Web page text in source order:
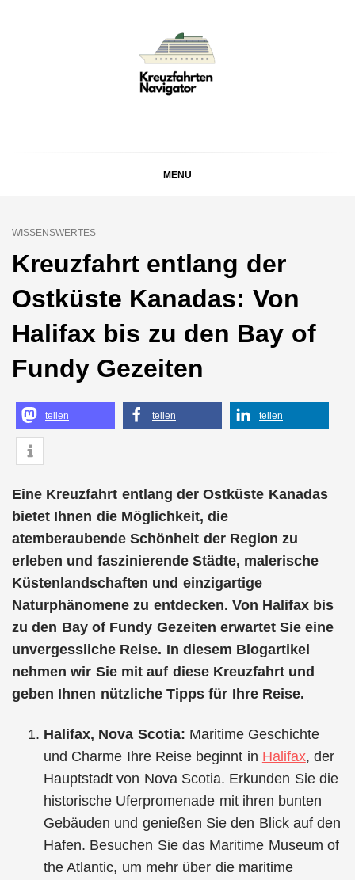
MENU
WISSENSWERTES
Kreuzfahrt entlang der
Ostküste Kanadas: Von
Halifax bis zu den Bay of
Fundy Gezeiten
teilen teilen teilen
Eine Kreuzfahrt entlang der Ostküste Kanadas
bietet Ihnen die Möglichkeit, die
atemberaubende Schönheit der Region zu
erleben und faszinierende Städte, malerische
Küstenlandschaften und einzigartige
Naturphänomene zu entdecken. Von Halifax bis
zu den Bay of Fundy Gezeiten erwartet Sie eine
unvergessliche Reise. In diesem Blogartikel
nehmen wir Sie mit auf diese Kreuzfahrt und
geben Ihnen nützliche Tipps für Ihre Reise.
Halifax, Nova Scotia: Maritime Geschichte
und Charme Ihre Reise beginnt in Halifax, der
Hauptstadt von Nova Scotia. Erkunden Sie die
historische Uferpromenade mit ihren bunten
Gebäuden und genießen Sie den Blick auf den
Hafen. Besuchen Sie das Maritime Museum of
the Atlantic, um mehr über die maritime